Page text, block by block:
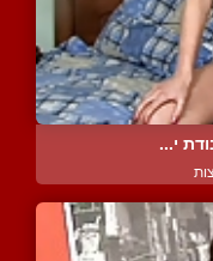
י...